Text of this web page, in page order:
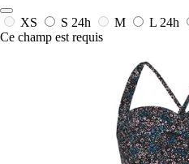
XS S 24h M L 24h
Ce champ est requis